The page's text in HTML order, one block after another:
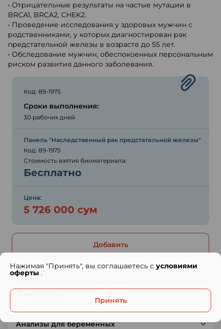
Анализы для беременных
• Отрицательные результаты на частые мутации в
BRCA1, BRCA2, CHEK2.
• Проведение исследования у здоровых мужчин с
родственниками, у которых диагностирован рак
предстательной железы в возрасте до 55 лет.
• Обследование мужчин, обеспокоенных персональным
риском развития данного заболевания.
Код: 89-1975
Сроки выполнения:
30 рабочих дней
Панель "Наследственный рак предстательной железы"
Код: 89-1975
Стоимость взятия биоматериала:
Бесплатно
Цена:
5 726 000 сум
Добавить
Нажимая "Принять", вы соглашаетесь с условиями
оферты .
Принять